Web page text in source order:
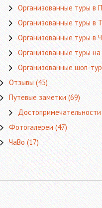
Организованные туры в
Организованные туры в
Организованные туры в
Организованные туры
Организованные шоп-
Отзывы(45)
Путевые заметки(69)
Фотогалереи(47)
ЧаВо(17)